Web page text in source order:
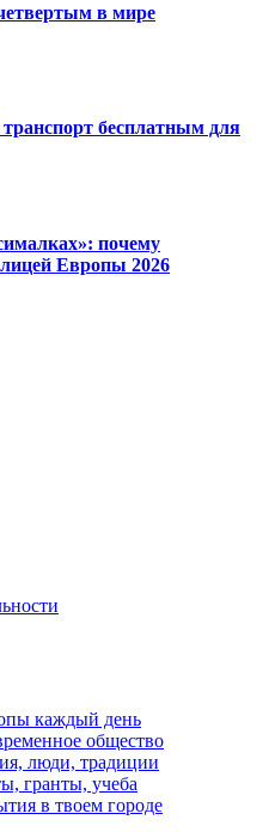
в мире
бесплатным для
почему
Европы 2026
каждый день
общество
люди, традиции
гранты, учеба
в твоем городе